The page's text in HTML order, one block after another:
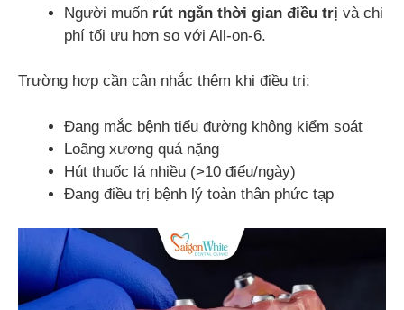
Người muốn rút ngắn thời gian điều trị và chi
phí tối ưu hơn so với All-on-6.
Trường hợp cần cân nhắc thêm khi điều trị:
Đang mắc bệnh tiểu đường không kiểm soát
Loãng xương quá nặng
Hút thuốc lá nhiều (>10 điếu/ngày)
Đang điều trị bệnh lý toàn thân phức tạp